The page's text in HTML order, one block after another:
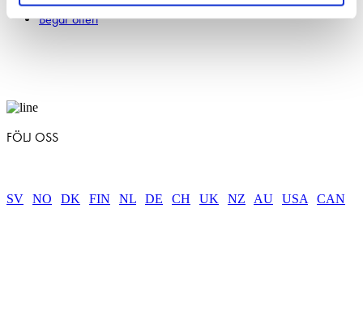
Begär offert
FÖLJ OSS
SV NO DK FIN NL DE CH UK NZ AU USA CAN